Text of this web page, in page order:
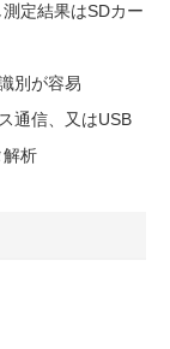
定結果はSDカー
別が容易
通信、又はUSB
解析